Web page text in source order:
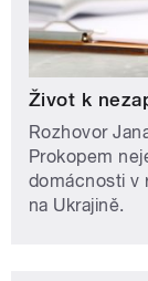
Život k
Rozhovor
Prokopem
domácnosti v
na Ukrajině.